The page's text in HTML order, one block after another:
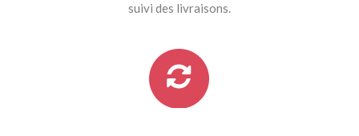
suivi des livraisons.